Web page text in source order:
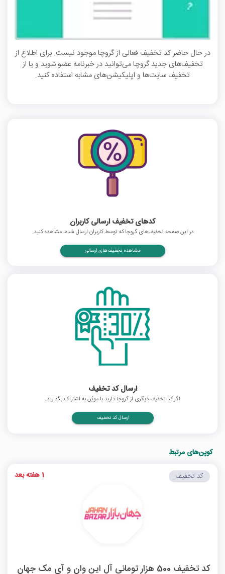
در حال حاضر کد تخفیف فعالی از گروچا موجود نیست. برای اطلاع از
تخفیف‌های جدید گروچا می‌توانید در خبرنامه عضو شوید و یا از
تخفیف سایت‌ها و اپلیکیشن‌های مشابه استفاده کنید.
کدهای تخفیف ارسالی کاربران
در این صفحه تخفیف‌های گروچا که توسط کاربران ارسال شده، مشاهده کنید.
مشاهده تخفیف‌های ارسالی
ارسال کد تخفیف
اگر کد تخفیف دیگری از گروچا دارید با موپُن به اشتراک بگذارید.
ارسال کد تخفیف
کوپن‌های مرتبط
کد تخفیف 500 هزار تومانی آل این وان و آی مک جهان
کد تخفیف 1 هفته بعد